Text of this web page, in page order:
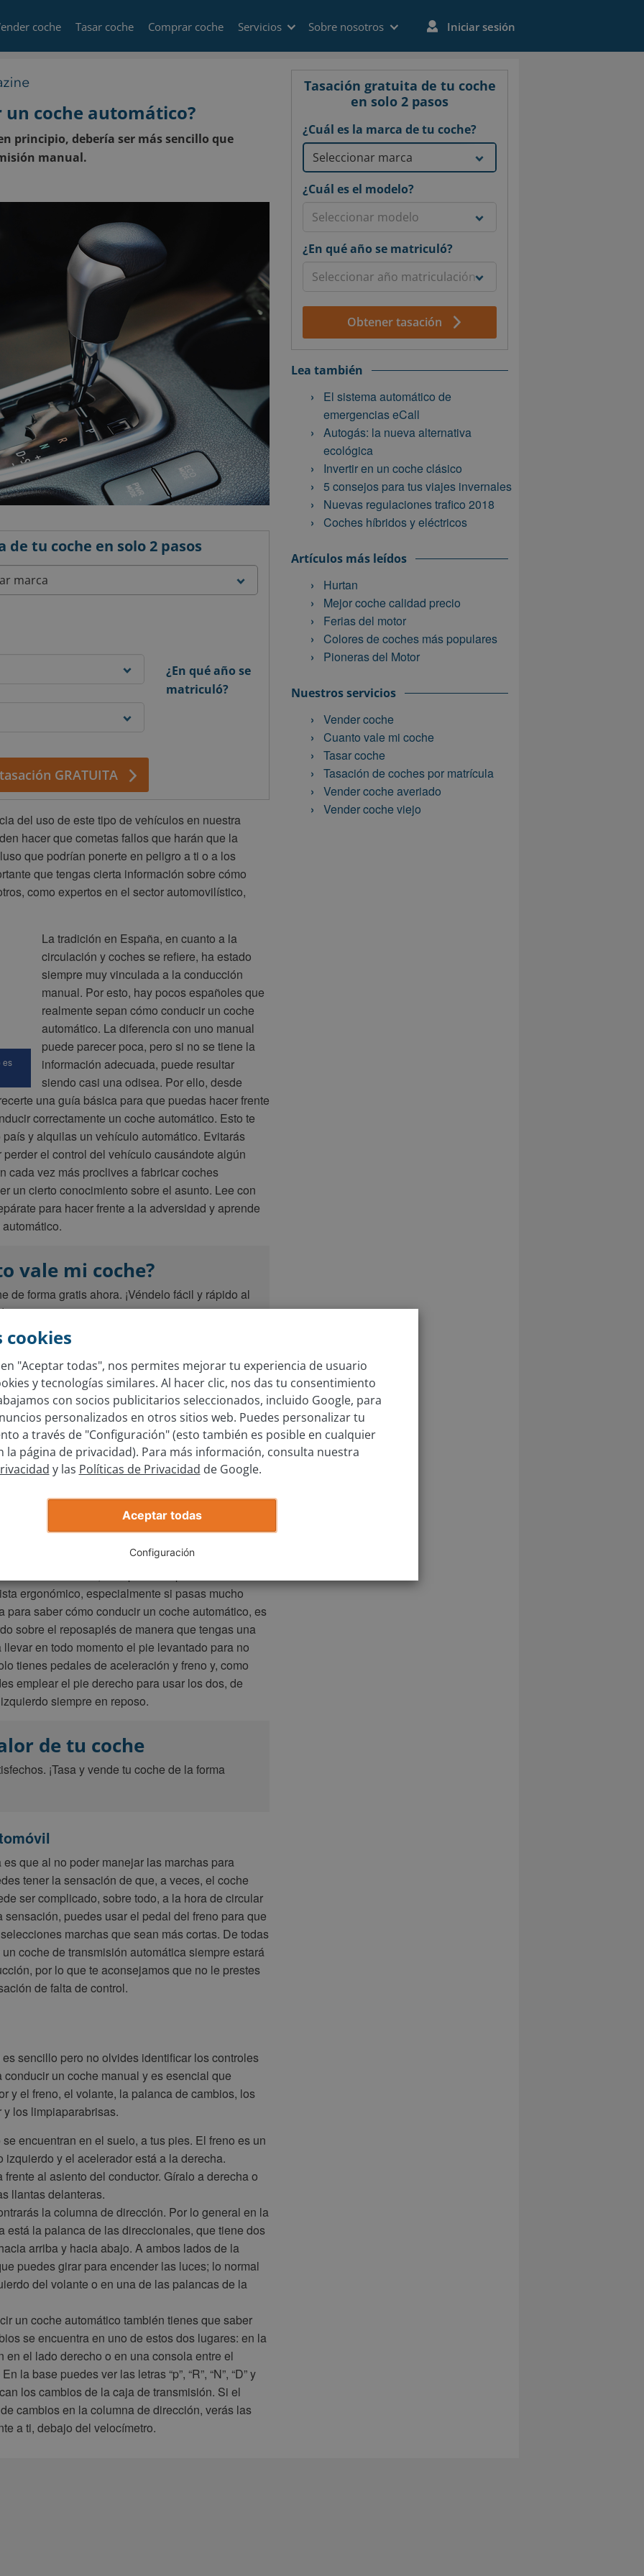
coche Tasar coche Comprar coche Servicios Sobre nosotros Iniciar sesión
un coche automático?
principio, debería ser más sencillo que
manual.
de tu coche en solo 2 pasos
¿En qué año se
matriculó?
GRATUITA
del uso de este tipo de vehículos en nuestra
hacer que cometas fallos que harán que la
que podrían ponerte en peligro a ti o a los
que tengas cierta información sobre cómo
como expertos en el sector automovilístico,
es
La tradición en España, en cuanto a la
circulación y coches se refiere, ha estado
siempre muy vinculada a la conducción
manual. Por esto, hay pocos españoles que
realmente sepan cómo conducir un coche
automático. La diferencia con uno manual
puede parecer poca, pero si no se tiene la
información adecuada, puede resultar
siendo casi una odisea. Por ello, desde
una guía básica para que puedas hacer frente
correctamente un coche automático. Esto te
y alquilas un vehículo automático. Evitarás
el control del vehículo causándote algún
cada vez más proclives a fabricar coches
un cierto conocimiento sobre el asunto. Lee con
para hacer frente a la adversidad y aprende
vale mi coche?
de forma gratis ahora. ¡Véndelo fácil y rápido al
necesitas, primero de todo, leer con
del vehículo en cuestión, ya que los fabricantes
en el mercado existen muchos tipos de
y su diferencia con los manuales va algo más allá
haber entre cómo conducir un coche de
puede implicar, y cómo conducir un coche
tenga alguna especificación en cuanto
poder alargar su vida útil.
no tiene pedal de embrague, así que si
de marchas, esto podría suponer un
ergonómico, especialmente si pasas mucho
saber cómo conducir un coche automático, es
sobre el reposapiés de manera que tengas una
en todo momento el pie levantado para no
tienes pedales de aceleración y freno y, como
emplear el pie derecho para usar los dos, de
siempre en reposo.
de tu coche
¡Tasa y vende tu coche de la forma
que al no poder manejar las marchas para
tener la sensación de que, a veces, el coche
ser complicado, sobre todo, a la hora de circular
puedes usar el pedal del freno para que
marchas que sean más cortas. De todas
coche de transmisión automática siempre estará
por lo que te aconsejamos que no le prestes
de falta de control.
sencillo pero no olvides identificar los controles
un coche manual y es esencial que
y el freno, el volante, la palanca de cambios, los
los limpiaparabrisas.
encuentran en el suelo, a tus pies. El freno es un
izquierdo y el acelerador está a la derecha.
al asiento del conductor. Gíralo a derecha o
llantas delanteras.
la columna de dirección. Por lo general en la
está la palanca de las direccionales, que tiene dos
arriba y hacia abajo. A ambos lados de la
puedes girar para encender las luces; lo normal
del volante o en una de las palancas de la
un coche automático también tienes que saber
se encuentra en uno de estos dos lugares: en la
en el lado derecho o en una consola entre el
la base puedes ver las letras “p”, “R”, “N”, “D” y
los cambios de la caja de transmisión. Si el
cambios en la columna de dirección, verás las
a ti, debajo del velocímetro.
Tasación gratuita de tu coche
en solo 2 pasos
¿Cuál es la marca de tu coche?
¿Cuál es el modelo?
¿En qué año se matriculó?
Obtener tasación
Lea también
El sistema automático de
emergencias eCall
Autogás: la nueva alternativa
ecológica
Invertir en un coche clásico
5 consejos para tus viajes invernales
Nuevas regulaciones trafico 2018
Coches híbridos y eléctricos
Artículos más leídos
Hurtan
Mejor coche calidad precio
Ferias del motor
Colores de coches más populares
Pioneras del Motor
Nuestros servicios
Vender coche
Cuanto vale mi coche
Tasar coche
Tasación de coches por matrícula
Vender coche averiado
Vender coche viejo
cookies
"Aceptar todas", nos permites mejorar tu experiencia de usuario
y tecnologías similares. Al hacer clic, nos das tu consentimiento
con socios publicitarios seleccionados, incluido Google, para
personalizados en otros sitios web. Puedes personalizar tu
a través de "Configuración" (esto también es posible en cualquier
la página de privacidad). Para más información, consulta nuestra
y las Políticas de Privacidad de Google.
Aceptar todas
Configuración